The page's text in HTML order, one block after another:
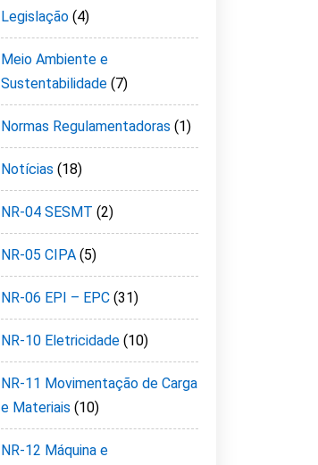
Legislação (4)
Meio Ambiente e
Sustentabilidade (7)
Normas Regulamentadoras (1)
Notícias (18)
NR-04 SESMT (2)
NR-05 CIPA (5)
NR-06 EPI – EPC (31)
NR-10 Eletricidade (10)
NR-11 Movimentação de Carga
e Materiais (10)
NR-12 Máquina e